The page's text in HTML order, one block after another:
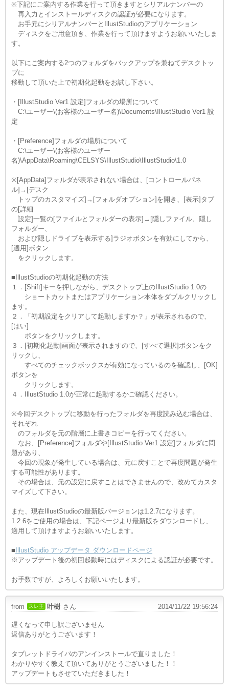
※下記にご案内する作業を行って頂きますとシリアルナンバーの
再入力とインストールディスクの認証が必要になります。
お手元にシリアルナンバーとIllustStudioのアプリケーション
ディスクをご用意頂き、作業を行って頂けますようお願いいたしま
す。
以下にご案内する2つのフォルダをバックアップを兼ねてデスクトッ
プに
移動して頂いた上で初期化起動をお試し下さい。
・[IllustStudio Ver1 設定]フォルダの場所について
C:\ユーザー\(お客様のユーザー名)\Documents\IllustStudio Ver1 設
定
・[Preference]フォルダの場所について
C:\ユーザー\(お客様のユーザー
名)\AppData\Roaming\CELSYS\IllustStudio\IllustStudio\1.0
※[AppData]フォルダが表示されない場合は、[コントロールパネ
ル]→[デスク
トップのカスタマイズ]→[フォルダオプション]を開き、[表示]タブ
の[詳細
設定]一覧の[ファイルとフォルダーの表示]→[隠しファイル、隠し
フォルダー、
および隠しドライブを表示する]ラジオボタンを有効にしてから、
[適用]ボタン
をクリックします。
■IllustStudioの初期化起動の方法
１．[Shift]キーを押しながら、デスクトップ上のIllustStudio 1.0の
ショートカットまたはアプリケーション本体をダブルクリックし
ます。
２．「初期設定をクリアして起動しますか？」が表示されるので、
[はい]
ボタンをクリックします。
３．[初期化起動]画面が表示されますので、[すべて選択]ボタンをク
リックし、
すべてのチェックボックスが有効になっているのを確認し、[OK]
ボタンを
クリックします。
４．IllustStudio 1.0が正常に起動するかご確認ください。
※今回デスクトップに移動を行ったフォルダを再度読み込む場合は、
それぞれ
のフォルダを元の階層に上書きコピーを行ってください。
なお、[Preference]フォルダや[IllustStudio Ver1 設定]フォルダに問
題があり、
今回の現象が発生している場合は、元に戻すことで再度問題が発生
する可能性があります。
その場合は、元の設定に戻すことはできませんので、改めてカスタ
マイズして下さい。
また、現在IllustStudioの最新版バージョンは1.2.7になります。
1.2.6をご使用の場合は、下記ページより最新版をダウンロードし、
適用して頂けますようお願いいたします。
■ IllustStudio アップデータ ダウンロードページ
※アップデート後の初回起動時にはディスクによる認証が必要です。
お手数ですが、よろしくお願いいたします。
from スレ主 叶樹 さん 2014/11/22 19:56:24
遅くなって申し訳ございません
返信ありがとうございます！
タブレットドライバのアンインストールで直りました！
わかりやすく教えて頂いてありがとうございました！！
アップデートもさせていただきました！